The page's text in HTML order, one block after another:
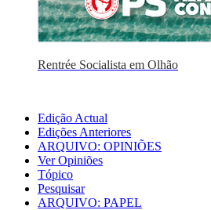
Rentrée Socialista em Olhão
Edição Actual
Edições Anteriores
ARQUIVO: OPINIÕES
Ver Opiniões
Tópico
Pesquisar
ARQUIVO: PAPEL